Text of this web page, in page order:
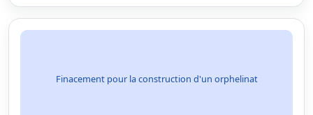
Finacement pour la construction d'un orphelinat